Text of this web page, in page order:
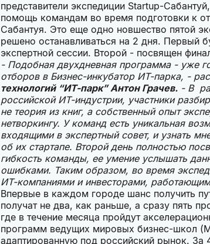
представители экспедиции Startup-
помощь командам во время подготовки к
Сабантуя. Это еще одно новшество пятой
решено останавливаться на 2 дня. Первый
экспертной сессии. Второй - посвящен
- Подобная двухдневная программа - уже
отборов в Бизнес-инкубатор ИТ-парка, -
технологий “ИТ-парк” Антон Грачев.- В
российской ИТ-индустрии, участники
не теория из книг, а собственный опыт
нетворкингу. У команд есть уникальная
входящими в экспертный совет, и узнать
об их стартапе. Второй день полностью
гибкость команды, ее умение услышать
ошибками. Таким образом, во время
ИТ-компаниями и инвесторами,
Впервые в каждом городе шанс получить
получат не два, как раньше, а сразу пять
где в течение месяца пройдут
программ ведущих мировых бизнес-школ
адаптированную под российский рынок.